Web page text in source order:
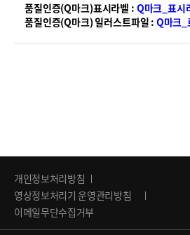
품질인증(Q마크)표시라벨 : Q마크_표
품질인증(Q마크) 일러스트파일 : Q마크
개인정보처리방침
영상정보처리기 운영관리방침
이메일무단수집거부